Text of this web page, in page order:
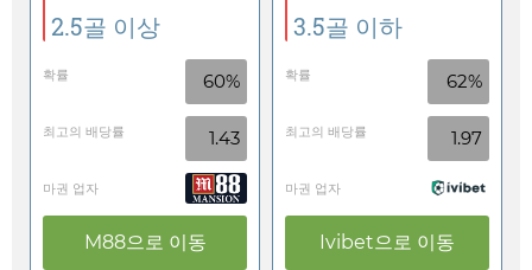
2.5골 이상
확률 60%
최고의 배당률 1.43
마권 업자
M88으로 이동
3.5골 이하
확률 62%
최고의 배당률 1.97
마권 업자
Ivibet으로 이동